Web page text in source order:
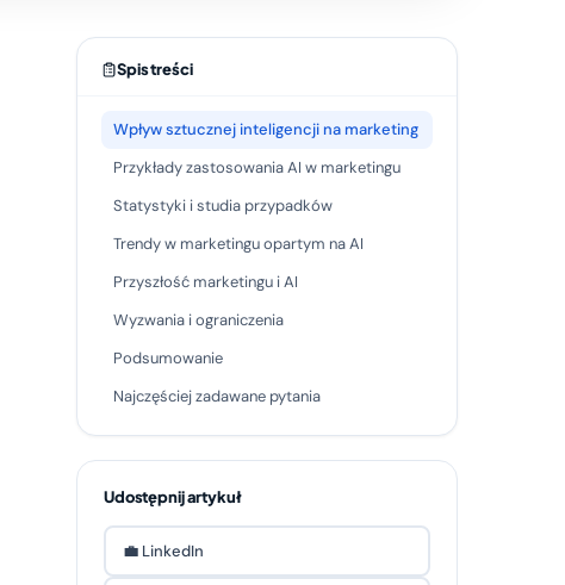
Spis treści
Wpływ sztucznej inteligencji na marketing
Przykłady zastosowania AI w marketingu
Statystyki i studia przypadków
Trendy w marketingu opartym na AI
Przyszłość marketingu i AI
Wyzwania i ograniczenia
Podsumowanie
Najczęściej zadawane pytania
Udostępnij artykuł
💼 LinkedIn